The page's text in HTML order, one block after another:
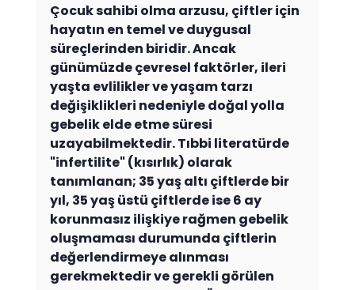
Çocuk sahibi olma arzusu, çiftler için
hayatın en temel ve duygusal
süreçlerinden biridir. Ancak
günümüzde çevresel faktörler, ileri
yaşta evlilikler ve yaşam tarzı
değişiklikleri nedeniyle doğal yolla
gebelik elde etme süresi
uzayabilmektedir. Tıbbi literatürde
"infertilite" (kısırlık) olarak
tanımlanan; 35 yaş altı çiftlerde bir
yıl, 35 yaş üstü çiftlerde ise 6 ay
korunmasız ilişkiye rağmen gebelik
oluşmaması durumunda çiftlerin
değerlendirmeye alınması
gerekmektedir ve gerekli görülen